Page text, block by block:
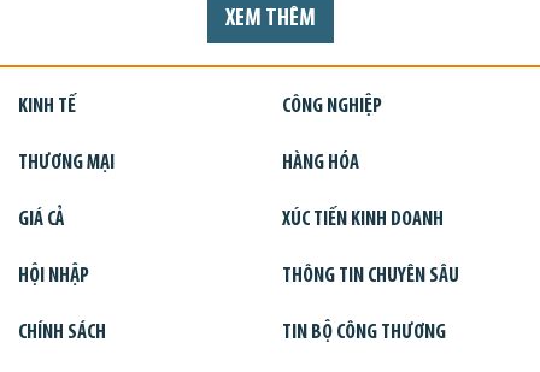
XEM THÊM
KINH TẾ CÔNG NGHIỆP
THƯƠNG MẠI HÀNG HÓA
GIÁ CẢ XÚC TIẾN KINH DOANH
HỘI NHẬP THÔNG TIN CHUYÊN SÂU
CHÍNH SÁCH TIN BỘ CÔNG THƯƠNG